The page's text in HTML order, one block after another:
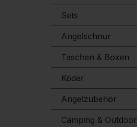
Sets
Angelschnur
Taschen & Boxen
Köder
Angelzubehör
Camping & Outdoor